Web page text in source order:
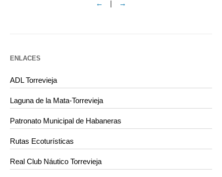
← | →
ENLACES
ADL Torrevieja
Laguna de la Mata-Torrevieja
Patronato Municipal de Habaneras
Rutas Ecoturísticas
Real Club Náutico Torrevieja